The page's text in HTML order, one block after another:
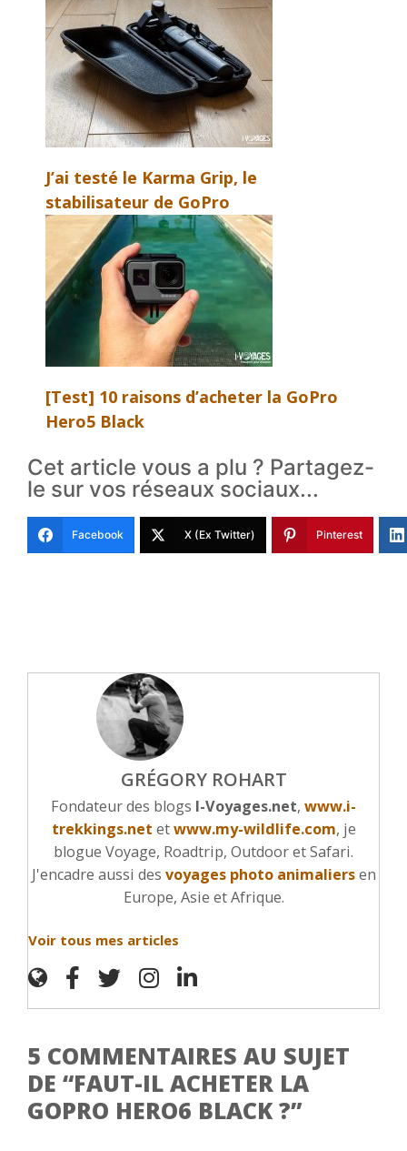
J’ai testé le Karma Grip, le
stabilisateur de GoPro
[Test] 10 raisons d’acheter la GoPro
Hero5 Black
Cet article vous a plu ? Partagez-
le sur vos réseaux sociaux...
Facebook X (Ex Twitter) Pinterest
GRÉGORY ROHART
Fondateur des blogs I-Voyages.net, www.i-
trekkings.net etwww.my-wildlife.com, je
blogue Voyage, Roadtrip, Outdoor et Safari.
J'encadre aussi des voyages photo animaliersen
Europe, Asie et Afrique.
Voir tous mes articles
5 COMMENTAIRES AU SUJET
DE “FAUT-IL ACHETER LA
GOPRO HERO6 BLACK ?”